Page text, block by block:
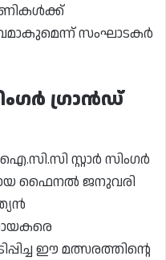
സംഘാടകർ
ഗ്രാൻഡ്
സ്റ്റാർ സിംഗർ
ഫൈനൽ ജനുവരി
ഈ മത്സരത്തിന്റെ